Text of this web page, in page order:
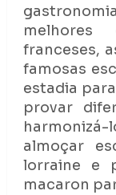
franceses,
famosas
estadia
provar
almoçar
lorraine e
macaron